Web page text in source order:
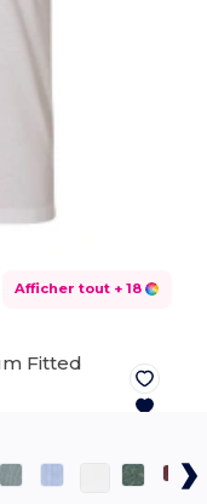
Afficher tout + 18
Fitted